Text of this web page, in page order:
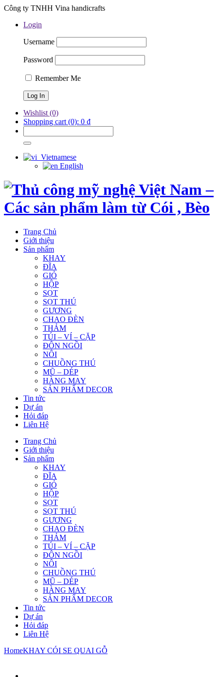
Công ty TNHH Vina handicrafts
Login
Username
Password
Remember Me
Wishlist (0)
Shopping cart (0): 0 ₫
Vietnamese
English
Trang Chủ
Giới thiệu
Sản phẩm
KHAY
ĐĨA
GIỎ
HỘP
SỌT
SỌT THÚ
GƯƠNG
CHAO ĐÈN
THẢM
TÚI – VÍ – CẶP
ĐÔN NGỒI
NÔI
CHUỒNG THÚ
MŨ – DÉP
HÀNG MAY
SẢN PHẨM DECOR
Tin tức
Dự án
Hỏi đáp
Liên Hệ
Trang Chủ
Giới thiệu
Sản phẩm
KHAY
ĐĨA
GIỎ
HỘP
SỌT
SỌT THÚ
GƯƠNG
CHAO ĐÈN
THẢM
TÚI – VÍ – CẶP
ĐÔN NGỒI
NÔI
CHUỒNG THÚ
MŨ – DÉP
HÀNG MAY
SẢN PHẨM DECOR
Tin tức
Dự án
Hỏi đáp
Liên Hệ
HomeKHAY CÓI SE QUAI GỖ